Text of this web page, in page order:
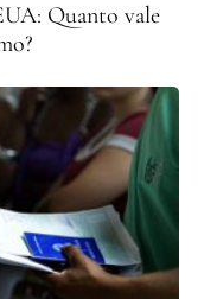
Quanto vale